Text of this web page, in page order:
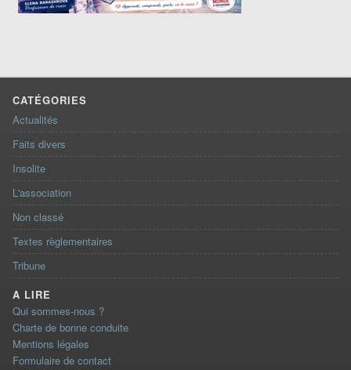
CATÉGORIES
Actualités
Faits divers
Insolite
L'association
Non classé
Textes règlementaires
Tribune
A LIRE
Qui sommes-nous ?
Charte de bonne conduite
Mentions légales
Formulaire de contact